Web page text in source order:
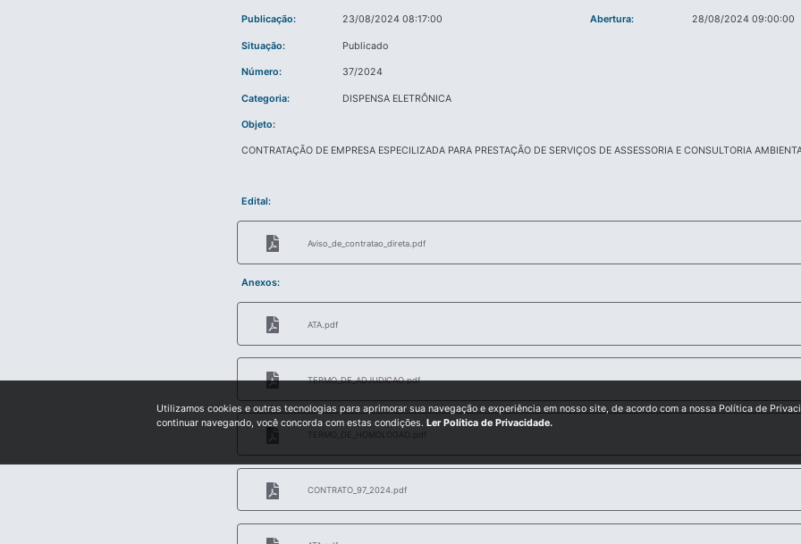
Publicação: 23/08/2024 08:17:00 Abertura: 28/08/2024 09:00:00
Situação: Publicado
Número: 37/2024
Categoria: DISPENSA ELETRÔNICA
Objeto:
CONTRATAÇÃO DE EMPRESA ESPECILIZADA PARA PRESTAÇÃO DE SERVIÇOS DE ASSESSORIA E CONSULTORIA
Edital:
Aviso_de_contratao_direta.pdf
Anexos:
ATA.pdf
TERMO_DE_ADJUDICAO.pdf
TERMO_DE_HOMOLOGAO.pdf
CONTRATO_97_2024.pdf
Utilizamos cookies e outras tecnologias para aprimorar sua navegação e experiência em nosso site, de acordo com a nossa Política de
continuar navegando, você concorda com estas condições. Ler Política de Privacidade.